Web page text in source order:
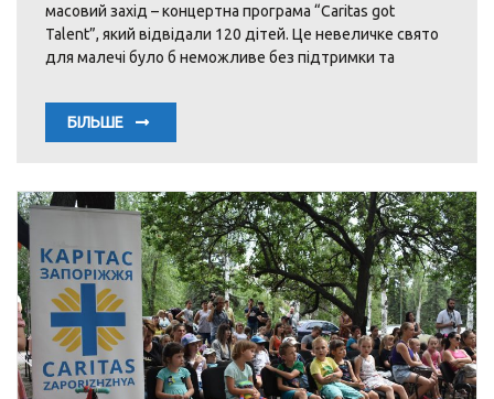
масовий захід – концертна програма “Caritas got
Talent”, який відвідали 120 дітей. Це невеличке свято
для малечі було б неможливе без підтримки та
БІЛЬШЕ